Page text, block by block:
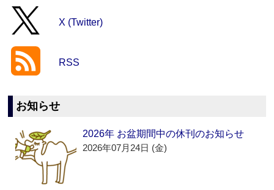
X (Twitter)
RSS
お知らせ
2026年 お盆期間中の休刊のお知らせ
2026年07月24日 (金)